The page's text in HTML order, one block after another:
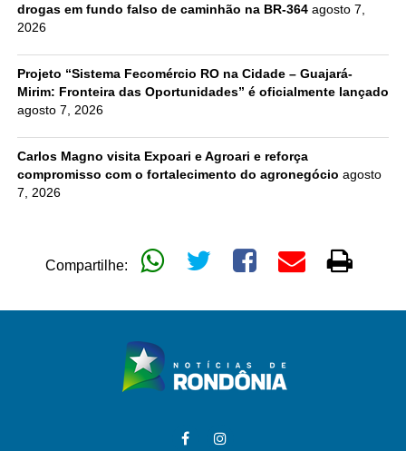
drogas em fundo falso de caminhão na BR-364 agosto 7,
2026
Projeto “Sistema Fecomércio RO na Cidade – Guajará-
Mirim: Fronteira das Oportunidades” é oficialmente lançado
agosto 7, 2026
Carlos Magno visita Expoari e Agroari e reforça
compromisso com o fortalecimento do agronegócio agosto
7, 2026
Compartilhe: